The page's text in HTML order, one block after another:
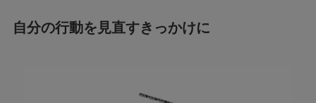
自分の行動を見直すきっかけに